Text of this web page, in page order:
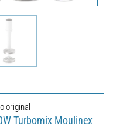
original
Turbomix Moulinex